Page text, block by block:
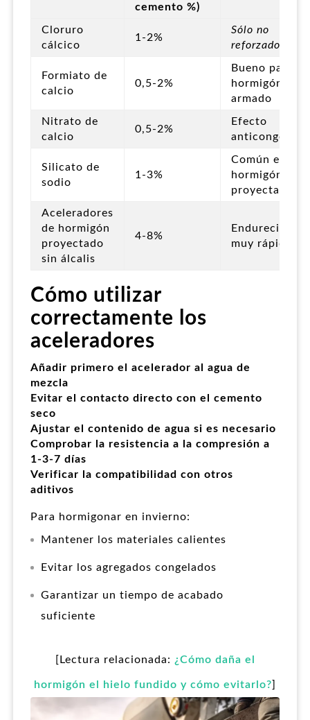
cemento %)
Cloruro
cálcico
1-2%
Sólo no
reforzado
Formiato de
calcio
0,5-2%
Bueno para
hormigón
armado
Nitrato de
calcio
0,5-2%
Efecto
Silicato de
sodio
1-3%
Común en
hormigón
proyectado
Aceleradores
de hormigón
proyectado
sin álcalis
4-8%
muy rápido
Cómo utilizar
correctamente los
aceleradores
Añadir primero el acelerador al agua de
mezcla
Evitar el contacto directo con el cemento
seco
Ajustar el contenido de agua si es necesario
Comprobar la resistencia a la compresión a
1-3-7 días
Verificar la compatibilidad con otros
aditivos
Para hormigonar en invierno:
Mantener los materiales calientes
Evitar los agregados congelados
Garantizar un tiempo de acabado
suficiente
[Lectura relacionada: ¿Cómo daña el
hormigón el hielo fundido y cómo evitarlo?]